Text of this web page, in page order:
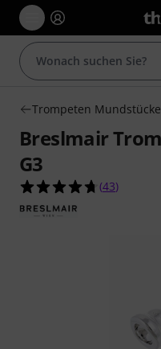
Trompeten Mundstücke
Breslmair
G3
4.7 von 5
(43)